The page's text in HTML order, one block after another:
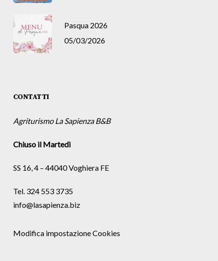
Pasqua 2026
05/03/2026
CONTATTI
Agriturismo La Sapienza B&B
Chiuso il Martedì
SS 16, 4 – 44040 Voghiera FE
Tel. 324 553 3735
info@lasapienza.biz
Modifica impostazione Cookies